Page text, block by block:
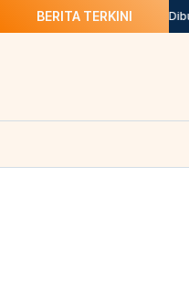
BERITA TERKINI
Itu Faktur Pajak Terlambat